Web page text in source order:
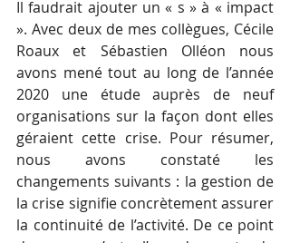
Il faudrait ajouter un « s » à « impact
». Avec deux de mes collègues, Cécile
Roaux et Sébastien Olléon nous
avons mené tout au long de l’année
2020 une étude auprès de neuf
organisations sur la façon dont elles
géraient cette crise. Pour résumer,
nous avons constaté les
changements suivants : la gestion de
la crise signifie concrètement assurer
la continuité de l’activité. De ce point